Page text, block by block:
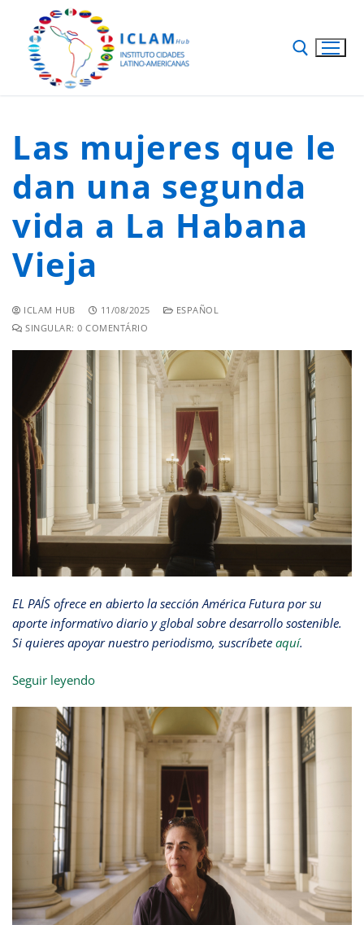
Las mujeres que le
dan una segunda
vida a La Habana
Vieja
ICLAM HUB 11/08/2025
ESPAÑOL
SINGULAR: 0 COMENTÁRIO
EL PAÍS ofrece en abierto la sección América Futura por su
aporte informativo diario y global sobre desarrollo sostenible.
Si quieres apoyar nuestro periodismo, suscríbete aquí.
Seguir leyendo